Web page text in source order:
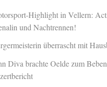
Highlight in Vellern:
und Nachtrennen!
überrascht mit
Diva brachte Oelde zum